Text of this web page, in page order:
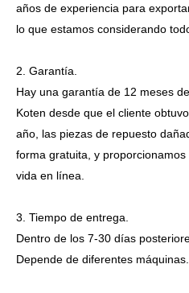
años de experiencia para
lo que estamos considerando
2. Garantía.
Hay una garantía de 12 meses
Koten desde que el cliente
año, las piezas de repuesto
forma gratuita, y
vida en línea.
3. Tiempo de entrega.
Dentro de los 7-30 días
Depende de diferentes máquinas.